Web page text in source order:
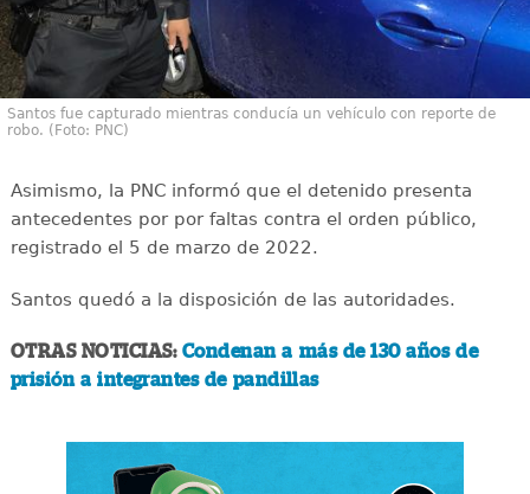
Santos fue capturado mientras conducía un vehículo con reporte de
robo. (Foto: PNC)
Asimismo, la PNC informó que el detenido presenta
antecedentes por por faltas contra el orden público,
registrado el 5 de marzo de 2022.
Santos quedó a la disposición de las autoridades.
OTRAS NOTICIAS: Condenan a más de 130 años de
prisión a integrantes de pandillas